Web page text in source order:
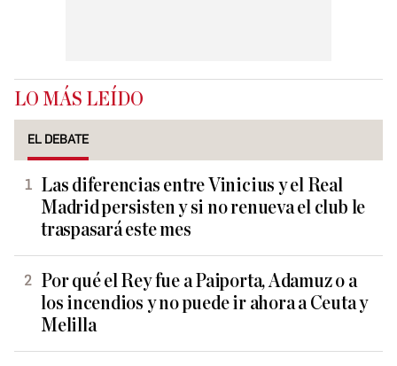
LO MÁS LEÍDO
EL DEBATE
Las diferencias entre Vinicius y el Real
Madrid persisten y si no renueva el club le
traspasará este mes
Por qué el Rey fue a Paiporta, Adamuz o a
los incendios y no puede ir ahora a Ceuta y
Melilla